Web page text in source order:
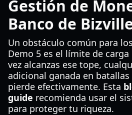
Gestión de
Banco de
Un obstáculo común para
Demo 5 es el límite de carga
vez alcanzas ese tope,
adicional ganada en
pierde efectivamente. Esta
guide recomienda usar el
para proteger tu riqueza.